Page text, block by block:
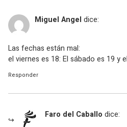
Miguel Angel dice:
Las fechas están mal:
el viernes es 18: El sábado es 19 y
Responder
Faro del Caballo dice: